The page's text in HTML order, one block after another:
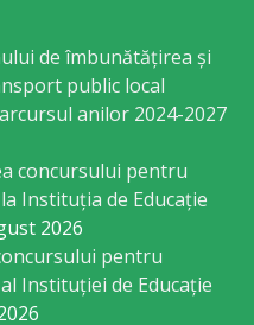
de îmbunătățirea și
public local
anilor 2024-2027
concursului pentru
Instituția de Educație
2026
pentru
Instituției de Educație